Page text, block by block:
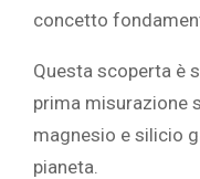
concetto
Questa scoperta è
prima misurazione
magnesio e silicio
pianeta.